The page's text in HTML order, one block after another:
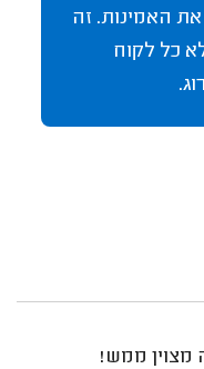
האמינות. זה
כל לקוח
מצוין ממש!